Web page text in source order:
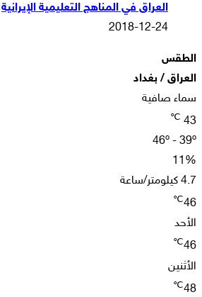
العراق في المناهج التعليمية الإيرانية
2018-12-24
الطقس
العراق / بغداد
سماء صافية
43
℃
46º - 39º
11%
4.7 كيلومتر/ساعة
46
℃
الأحد
46
℃
الأثنين
48
℃